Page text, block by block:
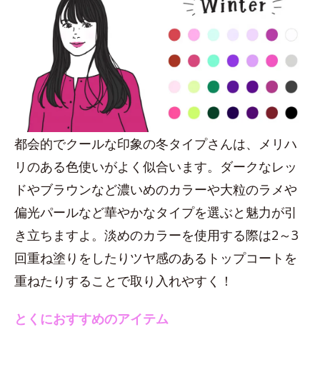
都会的でクールな印象の冬タイプさんは、メリハ
リのある色使いがよく似合います。ダークなレッ
ドやブラウンなど濃いめのカラーや大粒のラメや
偏光パールなど華やかなタイプを選ぶと魅力が引
き立ちますよ。淡めのカラーを使用する際は2～3
回重ね塗りをしたりツヤ感のあるトップコートを
重ねたりすることで取り入れやすく！
とくにおすすめのアイテム